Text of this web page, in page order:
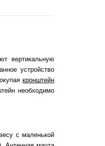
вертикальную
устройство
кронштейн
необходимо
с маленькой